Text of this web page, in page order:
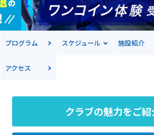
プログラム スケジュール 施設紹介
アクセス
クラブの魅力をご